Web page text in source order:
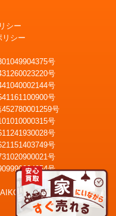
メール査定
シー
リシー
号
号
号
号
号
号
号
号
号
号
Inc.